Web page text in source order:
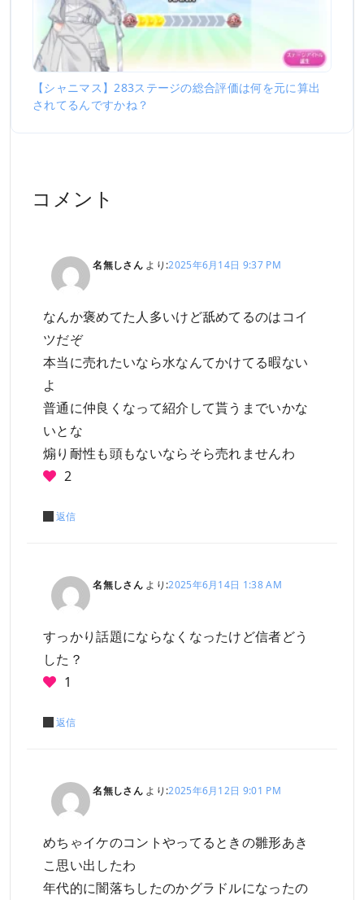
【シャニマス】283ステージの総合評価は何を元に算出
されてるんですかね？
コメント
名無しさん より:2025年6月14日 9:37 PM
なんか褒めてた人多いけど舐めてるのはコイ
ツだぞ
本当に売れたいなら水なんてかけてる暇ない
よ
普通に仲良くなって紹介して貰うまでいかな
いとな
煽り耐性も頭もないならそら売れませんわ
2
返信
名無しさん より:2025年6月14日 1:38 AM
すっかり話題にならなくなったけど信者どう
した？
1
返信
名無しさん より:2025年6月12日 9:01 PM
めちゃイケのコントやってるときの雛形あき
こ思い出したわ
年代的に闇落ちしたのかグラドルになったの